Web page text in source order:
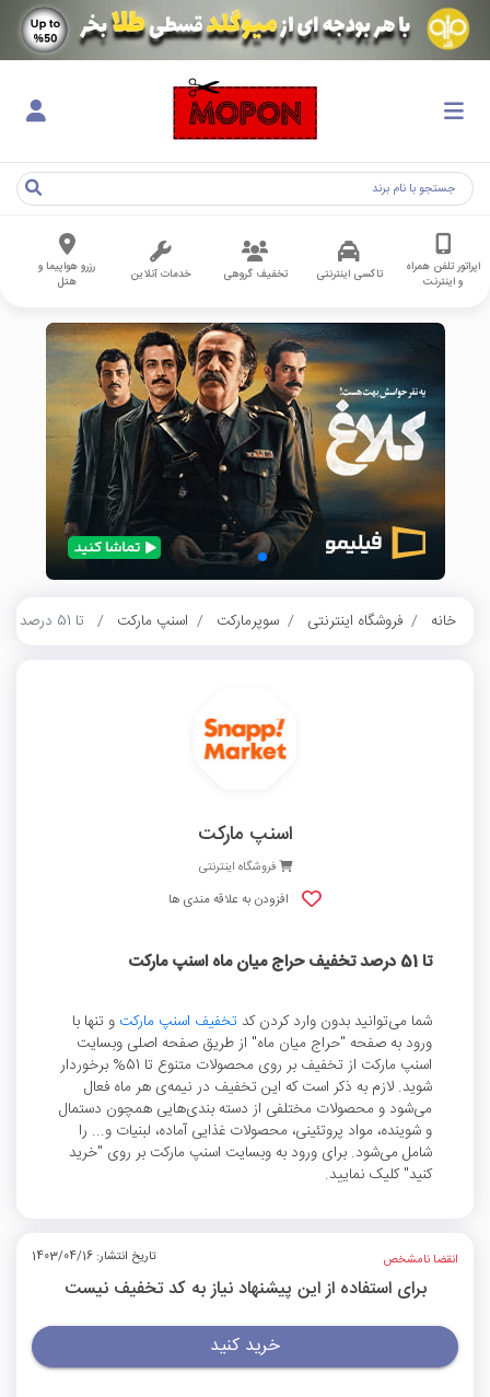
اپراتور تلفن همراه
و اینترنت
تاکسی اینترنتی تخفیف گروهی خدمات آنلاین
رزرو هواپیما و
هتل
خانه فروشگاه اینترنتی سوپرمارکت اسنپ مارکت تا 51 درصد تخفیف حراج میان ماه اسنپ مارکت
اسنپ مارکت
فروشگاه اینترنتی
افزودن به علاقه مندی ها
تا 51 درصد تخفیف حراج میان ماه اسنپ مارکت
شما می‌توانید بدون وارد کردن کد تخفیف اسنپ مارکت و تنها با
ورود به صفحه "حراج میان ماه" از طریق صفحه اصلی وبسایت
اسنپ مارکت از تخفیف بر روی محصولات متنوع تا 51% برخوردار
شوید. لازم به ذکر است که این تخفیف در نیمه‌ی هر ماه فعال
می‌شود و محصولات مختلفی از دسته بندی‌هایی همچون دستمال
و شوینده، مواد پروتئینی، محصولات غذایی آماده، لبنیات و... را
شامل می‌شود. برای ورود به وبسایت اسنپ مارکت بر روی "خرید
کنید" کلیک نمایید.
انقضا نامشخص تاریخ انتشار: 1403/04/16
برای استفاده از این پیشنهاد نیاز به کد تخفیف نیست
خرید کنید